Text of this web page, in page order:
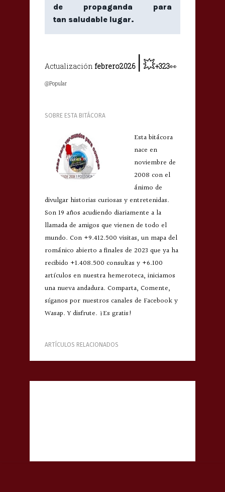
de propaganda para
tan saludable lugar.
Actualización febrero2026 |💥+323👀
@Popular
SOBRE ESTA BITÁCORA
Esta bitácora
nace en
noviembre de
2008 con el
ánimo de
divulgar historias curiosas y entretenidas.
Son 19 años acudiendo diariamente a la
llamada de amigos que vienen de todo el
mundo. Con +9.412.500 visitas, un mapa del
románico abierto a finales de 2023 que ya ha
recibido +1.408.500 consultas y +6.100
artículos en nuestra hemeroteca, iniciamos
una nueva andadura. Comparta, Comente,
síganos por nuestros canales de Facebook y
Wasap. Y disfrute. ¡Es gratis!
ARTÍCULOS RELACIONADOS